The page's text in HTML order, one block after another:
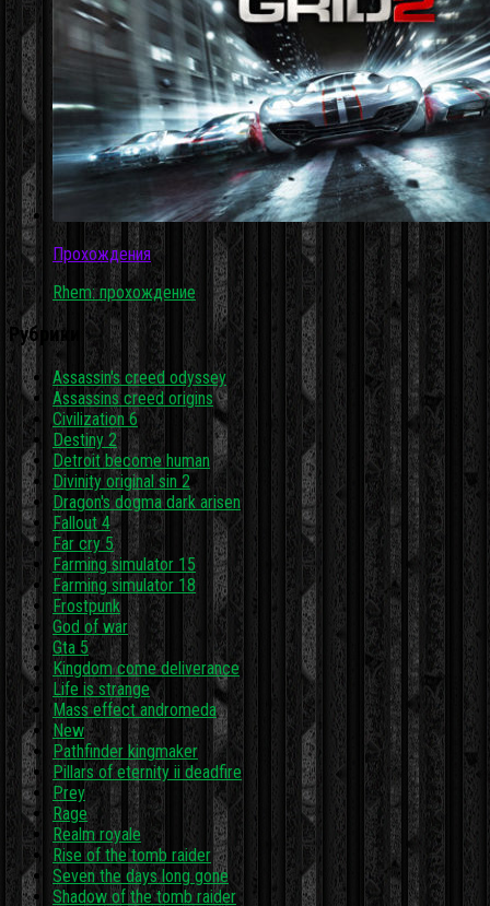
Прохождения
Rhem: прохождение
Рубрики
Assassin's creed odyssey
Assassins creed origins
Civilization 6
Destiny 2
Detroit become human
Divinity original sin 2
Dragon's dogma dark arisen
Fallout 4
Far cry 5
Farming simulator 15
Farming simulator 18
Frostpunk
God of war
Gta 5
Kingdom come deliverance
Life is strange
Mass effect andromeda
New
Pathfinder kingmaker
Pillars of eternity ii deadfire
Prey
Rage
Realm royale
Rise of the tomb raider
Seven the days long gone
Shadow of the tomb raider